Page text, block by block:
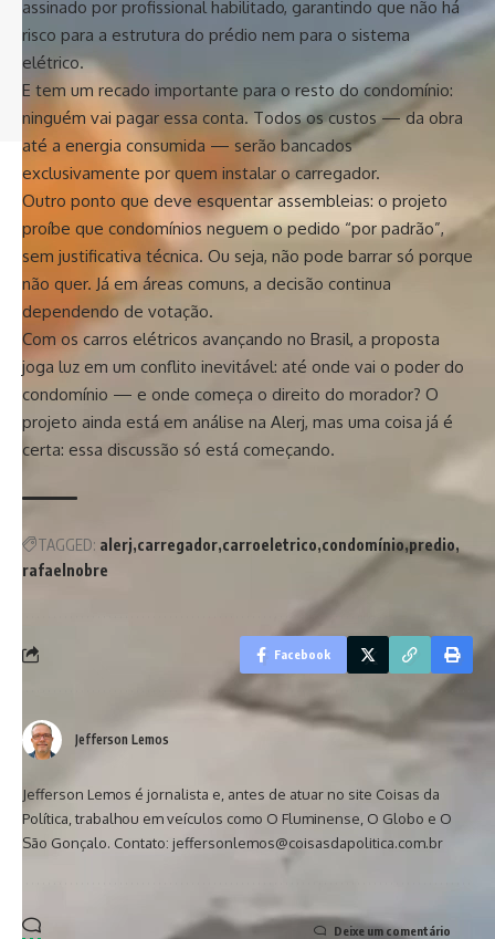
assinado por profissional habilitado, garantindo que não há
risco para a estrutura do prédio nem para o sistema
elétrico.
E tem um recado importante para o resto do condomínio:
ninguém vai pagar essa conta. Todos os custos — da obra
até a energia consumida — serão bancados
exclusivamente por quem instalar o carregador.
Outro ponto que deve esquentar assembleias: o projeto
proíbe que condomínios neguem o pedido “por padrão”,
sem justificativa técnica. Ou seja, não pode barrar só porque
não quer. Já em áreas comuns, a decisão continua
dependendo de votação.
Com os carros elétricos avançando no Brasil, a proposta
joga luz em um conflito inevitável: até onde vai o poder do
condomínio — e onde começa o direito do morador? O
projeto ainda está em análise na Alerj, mas uma coisa já é
certa: essa discussão só está começando.
TAGGED: alerj carregador carroeletrico condomínio predio
rafaelnobre
Facebook
Jefferson Lemos
Jefferson Lemos é jornalista e, antes de atuar no site Coisas da
Política, trabalhou em veículos como O Fluminense, O Globo e O
São Gonçalo. Contato: jeffersonlemos@coisasdapolitica.com.br
Deixe um comentário
Siga-nos
© 2024 Coisas da Política. Todos os Direitos Reservados. A reprodução
dos conteúdo é permitida, desde que seja citada a fonte.